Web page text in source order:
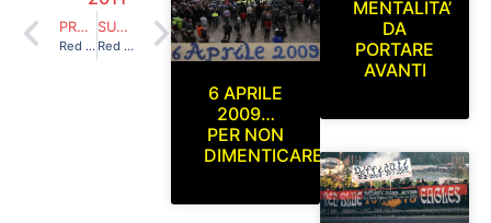
PRECEDENTE
Red Blue Eagles L’Aquila 1978 in Curva Sud (L’Aquila-Chieti) 08/05/2011
SUCCESSIVO
Red Blue Eagles L’Aquila 1978 in curva sud (semifinale play-off gara di andata L’Aquila-Prato) 22/05/2011
6 APRILE
2009…
PER NON
DIMENTICARE
MENTALITA’
DA
PORTARE
AVANTI